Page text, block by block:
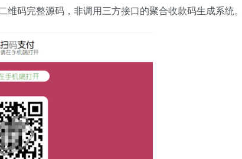
码完整源码，非调用三方接口的聚合收款码生成系统